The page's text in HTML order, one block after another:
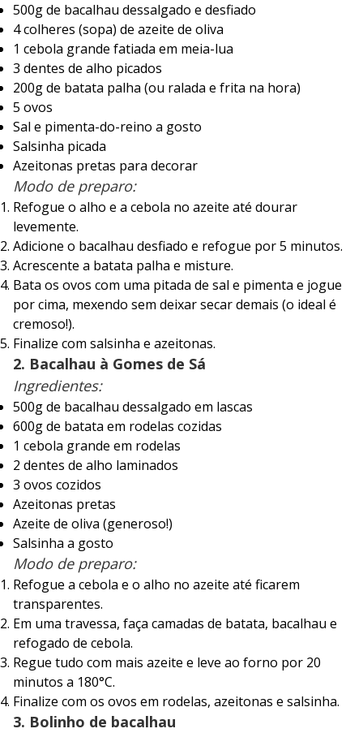
500g de bacalhau dessalgado e desfiado
4 colheres (sopa) de azeite de oliva
1 cebola grande fatiada em meia-lua
3 dentes de alho picados
200g de batata palha (ou ralada e frita na hora)
5 ovos
Sal e pimenta-do-reino a gosto
Salsinha picada
Azeitonas pretas para decorar
Modo de preparo:
Refogue o alho e a cebola no azeite até dourar
levemente.
Adicione o bacalhau desfiado e refogue por 5 minutos.
Acrescente a batata palha e misture.
Bata os ovos com uma pitada de sal e pimenta e jogue
por cima, mexendo sem deixar secar demais (o ideal é
cremoso!).
Finalize com salsinha e azeitonas.
2. Bacalhau à Gomes de Sá
Ingredientes:
500g de bacalhau dessalgado em lascas
600g de batata em rodelas cozidas
1 cebola grande em rodelas
2 dentes de alho laminados
3 ovos cozidos
Azeitonas pretas
Azeite de oliva (generoso!)
Salsinha a gosto
Modo de preparo:
Refogue a cebola e o alho no azeite até ficarem
transparentes.
Em uma travessa, faça camadas de batata, bacalhau e
refogado de cebola.
Regue tudo com mais azeite e leve ao forno por 20
minutos a 180°C.
Finalize com os ovos em rodelas, azeitonas e salsinha.
3. Bolinho de bacalhau